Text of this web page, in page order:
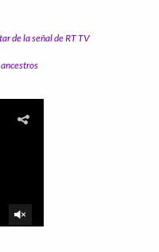
de la señal de RT TV